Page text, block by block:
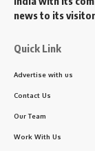
news to its
Quick Link
Advertise with us
Contact Us
Our Team
Work With Us